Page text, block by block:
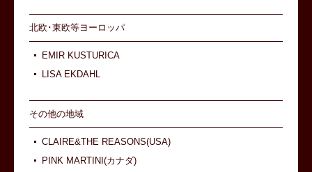
北欧･東欧等ヨーロッパ
EMIR KUSTURICA
LISA EKDAHL
その他の地域
CLAIRE&THE REASONS(USA)
PINK MARTINI(カナダ)